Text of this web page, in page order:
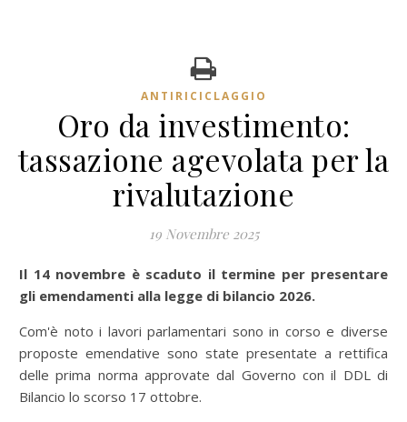
ANTIRICICLAGGIO
Oro da investimento:
tassazione agevolata per la
rivalutazione
19 Novembre 2025
Il 14 novembre è scaduto il termine per presentare
gli emendamenti alla legge di bilancio 2026.
Com'è noto i lavori parlamentari sono in corso e diverse
proposte emendative sono state presentate a rettifica
delle prima norma approvate dal Governo con il DDL di
Bilancio lo scorso 17 ottobre.